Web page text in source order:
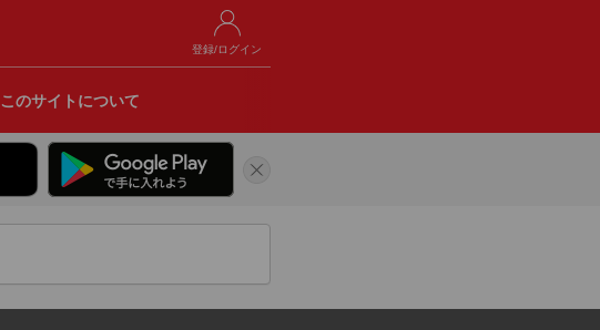
登録/ログイン
このサイトについて